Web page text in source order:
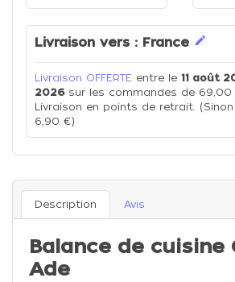
Livraison vers : France edit
Livraison OFFERTE entre le 11 août
2026sur les commandes de 69,00
Livraison en points de retrait.
6,90 €)
Description Avis
Balance de cuisine
Ade